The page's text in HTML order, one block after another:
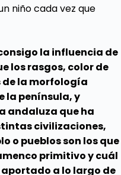
niño cada vez que
la influencia de
los rasgos, color de
la morfología
la península, y
andaluza que ha
civilizaciones,
o pueblos son los que
primitivo y cuál
a lo largo de